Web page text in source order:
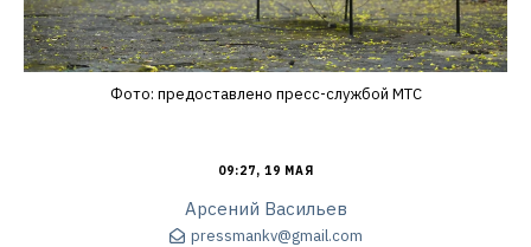
Фото: предоставлено пресс-службой МТС
09:27, 19 МАЯ
Арсений Васильев
pressmankv@gmail.com